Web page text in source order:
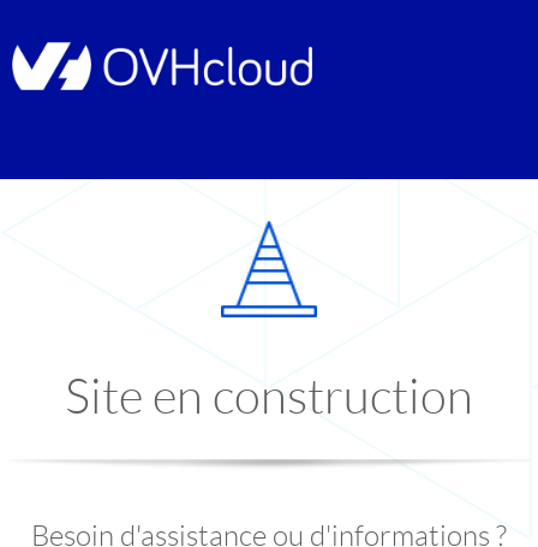
Site en construction
Besoin d'assistance ou d'informations ?